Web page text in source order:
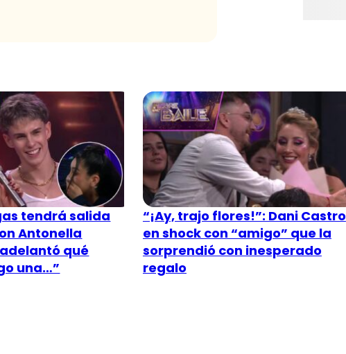
tendrá salida
Antonella
qué
una…”
“¡Ay, trajo flores!”: Dani Castro
en shock con “amigo” que la
sorprendió con inesperado
regalo